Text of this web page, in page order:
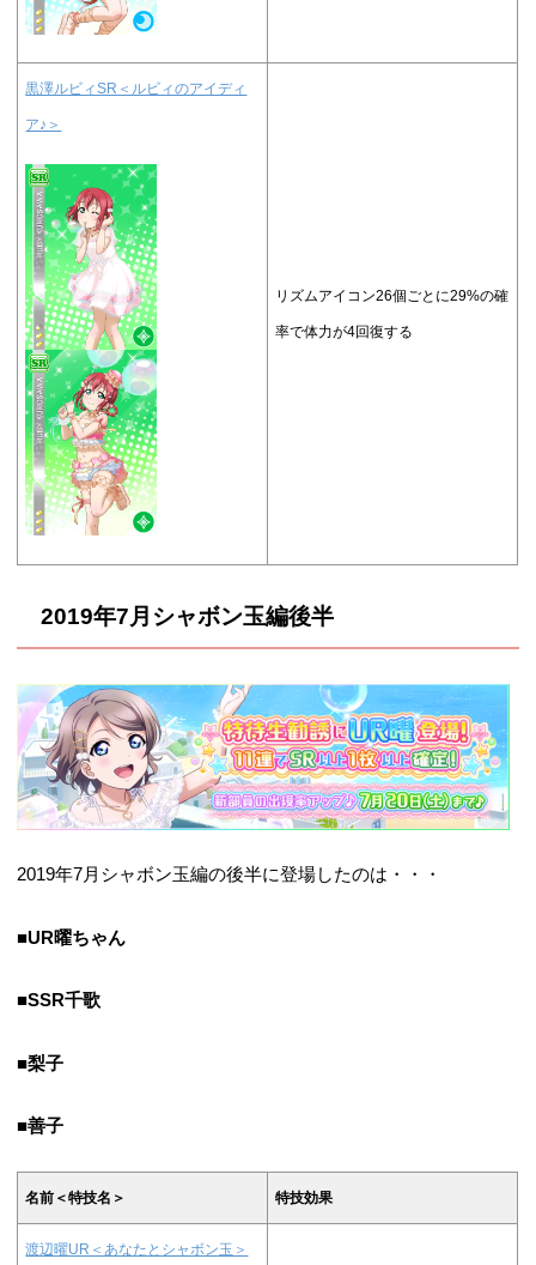
黒澤ルビィSR＜ルビィのアイディ
ア♪＞
リズムアイコン26個ごとに29%の確
率で体力が4回復する
2019年7月シャボン玉編後半
2019年7月シャボン玉編の後半に登場したのは・・・
■UR曜ちゃん
■SSR千歌
■梨子
■善子
名前＜特技名＞ 特技効果
渡辺曜UR＜あなたとシャボン玉＞